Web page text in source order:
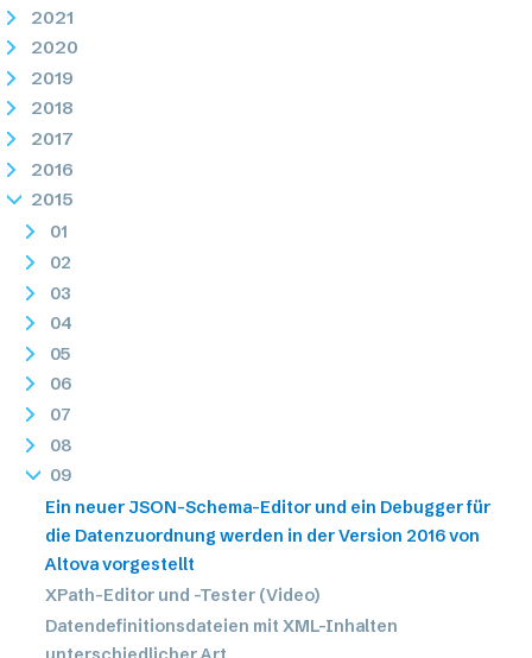
2021
2020
2019
2018
2017
2016
2015
01
02
03
04
05
06
07
08
09
Ein neuer JSON-Schema-Editor und ein Debugger für
die Datenzuordnung werden in der Version 2016 von
Altova vorgestellt
XPath-Editor und -Tester (Video)
Datendefinitionsdateien mit XML-Inhalten